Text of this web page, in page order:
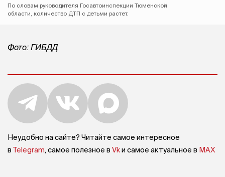
По словам руководителя Госавтоинспекции Тюменской
области, количество ДТП с детьми растет.
Фото: ГИБДД
Неудобно на сайте? Читайте самое интересное
в Telegram, самое полезное в Vkи самое актуальное в MAX